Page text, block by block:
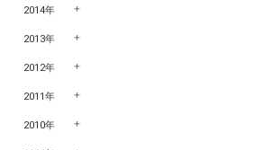
2014年
2013年
2012年
2011年
2010年